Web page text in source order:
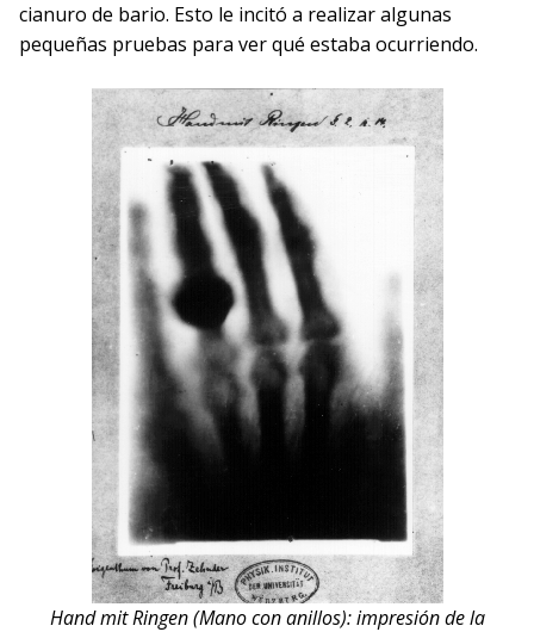
cianuro de bario. Esto le incitó a realizar algunas
pequeñas pruebas para ver qué estaba ocurriendo.
Hand mit Ringen (Mano con anillos): impresión de la